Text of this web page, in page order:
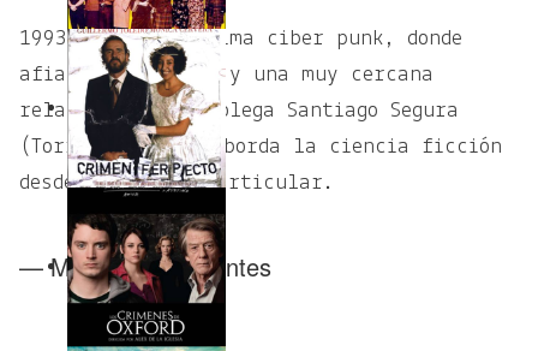
1993. La ópera Prima ciber punk, donde
afianzó un estilo y una muy cercana
relación con su colega Santiago Segura
(Torrente),donde aborda la ciencia ficción
desde un ángulo particular.
— Magdalena Serantes